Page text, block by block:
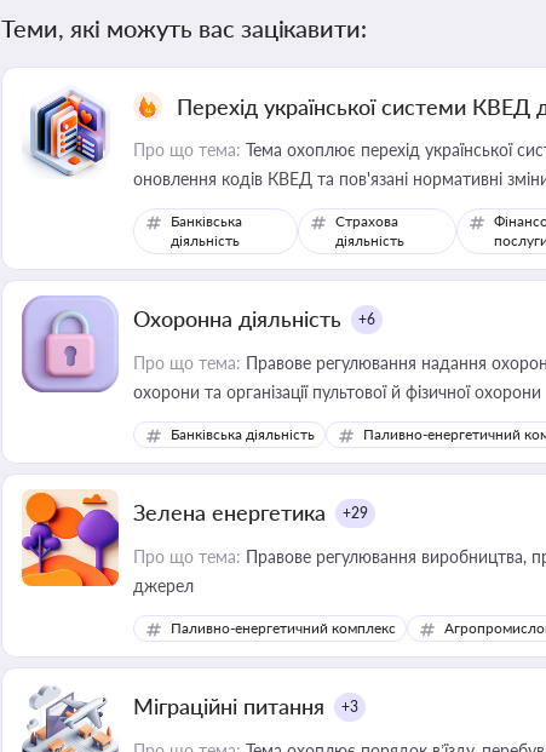
Теми, які можуть вас зацікавити:
Перехід української системи КВЕД
Про що тема: Тема охоплює перехід української
оновлення кодів КВЕД та пов'язані нормативні
Банківська
діяльність
Страхова
діяльність
послуги
Охоронна діяльність +6
Про що тема: Правове регулювання надання
охорони та організації пультової й фізичної охорони
Банківська діяльність Паливно-енергетичний
Зелена енергетика +29
Про що тема: Правове регулювання виробництва,
джерел
Паливно-енергетичний комплекс
Міграційні питання +3